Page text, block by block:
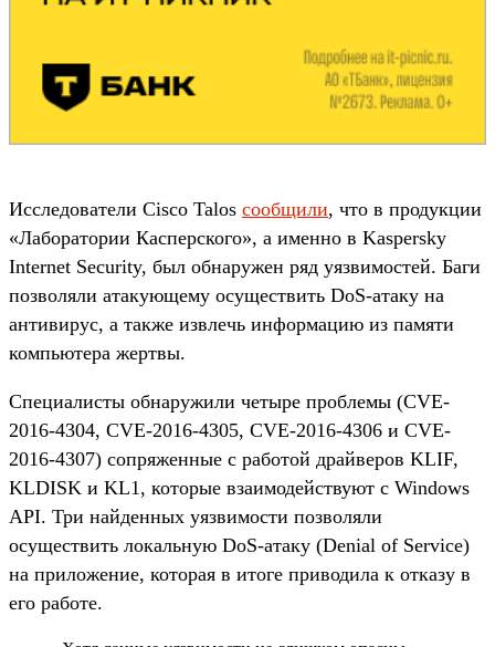
Исследователи Cisco Talos сообщили, что в продукции
«Лаборатории Касперского», а именно в Kaspersky
Internet Security, был обнаружен ряд уязвимостей. Баги
позволяли атакующему осуществить DoS-атаку на
антивирус, а также извлечь информацию из памяти
компьютера жертвы.
Специалисты обнаружили четыре проблемы (CVE-
2016-4304, CVE-2016-4305, CVE-2016-4306 и CVE-
2016-4307) сопряженные с работой драйверов KLIF,
KLDISK и KL1, которые взаимодействуют с Windows
API. Три найденных уязвимости позволяли
осуществить локальную DoS-атаку (Denial of Service)
на приложение, которая в итоге приводила к отказу в
его работе.